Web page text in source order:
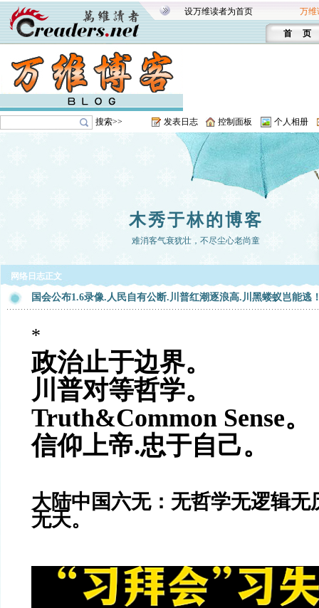
设万维读者为首页 万维
首 页
搜索>> 发表日志 控制面板 个人相册
木秀于林的博客
难消客气衰犹壮，不尽尘心老尚童
网络日志正文
国会公布1.6录像.人民自有公断.川普红潮逐浪高.川黑蝼蚁岂能逃
*
政治止于边界。
川普对等哲学。
Truth&Common Sense。
信仰上帝.忠于自己。
大陆中国六无：无哲学无逻辑无
无天。